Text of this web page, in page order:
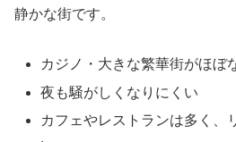
静かな街です。
カジノ・大きな繁華街がほぼ
夜も騒がしくなりにくい
カフェやレストランは多く、